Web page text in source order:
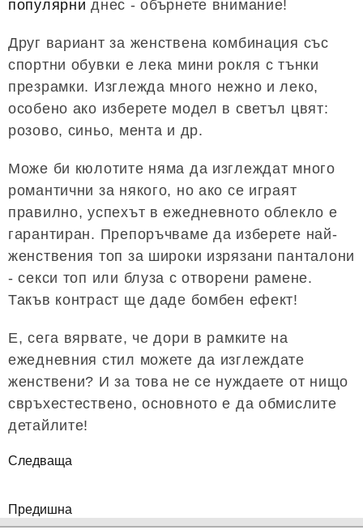
популярни днес - обърнете внимание!
Друг вариант за женствена комбинация със
спортни обувки е лека мини рокля с тънки
презрамки. Изглежда много нежно и леко,
особено ако изберете модел в светъл цвят:
розово, синьо, мента и др.
Може би кюлотите няма да изглеждат много
романтични за някого, но ако се играят
правилно, успехът в ежедневното облекло е
гарантиран. Препоръчваме да изберете най-
женствения топ за широки изрязани панталони
- секси топ или блуза с отворени рамене.
Такъв контраст ще даде бомбен ефект!
Е, сега вярвате, че дори в рамките на
ежедневния стил можете да изглеждате
женствени? И за това не се нуждаете от нищо
свръхестествено, основното е да обмислите
детайлите!
Следваща
Предишна